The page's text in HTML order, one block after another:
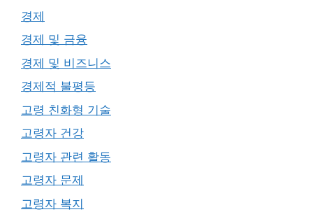
경제
경제 및 금융
경제 및 비즈니스
경제적 불평등
고령 친화형 기술
고령자 건강
고령자 관련 활동
고령자 문제
고령자 복지